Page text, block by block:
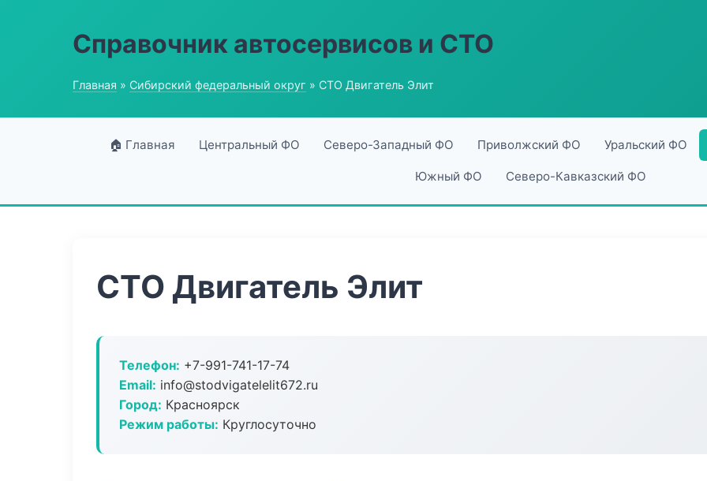
Справочник автосервисов и СТО
Главная » Сибирский федеральный округ » СТО Двигатель Элит
🏠 Главная Центральный ФО Северо-Западный ФО Приволжский ФО Уральский ФО
Южный ФО Северо-Кавказский ФО
СТО Двигатель Элит
Телефон: +7-991-741-17-74
Email: info@stodvigatelelit672.ru
Город: Красноярск
Режим работы: Круглосуточно